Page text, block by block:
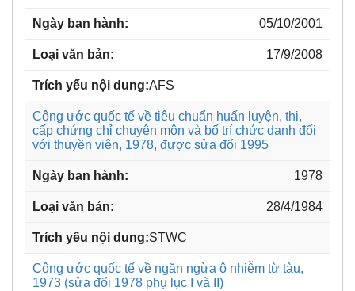
05/10/2001
17/9/2008
AFS
Công ước quốc tế về tiêu chuẩn huấn luyện, thi,
cấp chứng chỉ chuyên môn và bố trí chức danh đối
với thuyền viên, 1978, được sửa đổi 1995
1978
28/4/1984
STWC
Công ước quốc tế về ngăn ngừa ô nhiễm từ tàu,
1973 (sửa đổi 1978 phụ lục I và II)